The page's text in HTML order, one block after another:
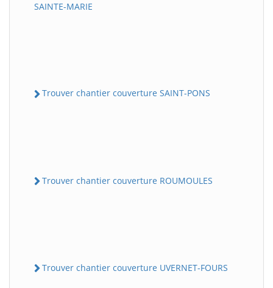
SAINTE-MARIE
Trouver chantier couverture SAINT-PONS
Trouver chantier couverture ROUMOULES
Trouver chantier couverture UVERNET-FOURS